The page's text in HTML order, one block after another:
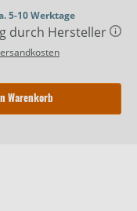
5-10 Werktage
durch Hersteller
Warenkorb